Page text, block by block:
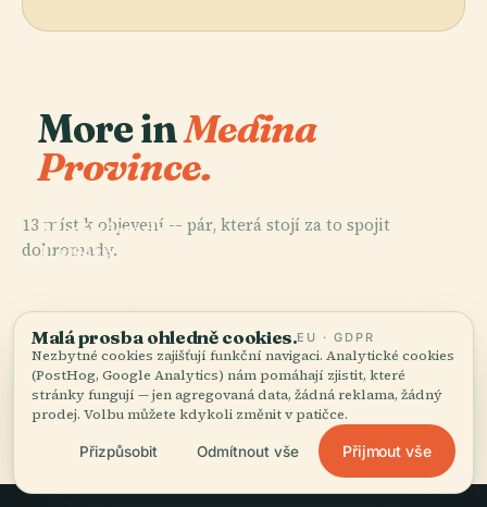
More inMedina
Province.
13 míst k objevení — pár, která stojí za to spojit
dohromady.
PLACE
Mezinárodní
Letiště Prince
Všech 13 míst v Medina Province
Malá prosba ohledně cookies.EU · GDPR
Nezbytné cookies zajišťují funkční navigaci. Analytické cookies
(PostHog, Google Analytics) nám pomáhají zjistit, které
stránky fungují — jen agregovaná data, žádná reklama, žádný
prodej. Volbu můžete kdykoli změnit v patičce.
Přizpůsobit Odmítnout vše Přijmout vše